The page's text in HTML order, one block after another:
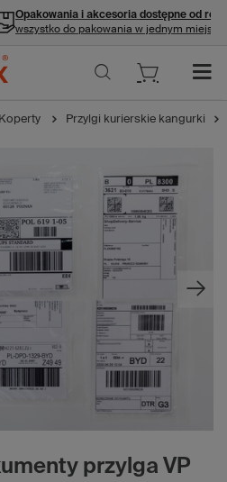
Opakowania i akcesoria dostępne od ręki
wszystko do pakowania w jednym miejscu
Koperty Przylgi kurierskie kangurki
przylga VP